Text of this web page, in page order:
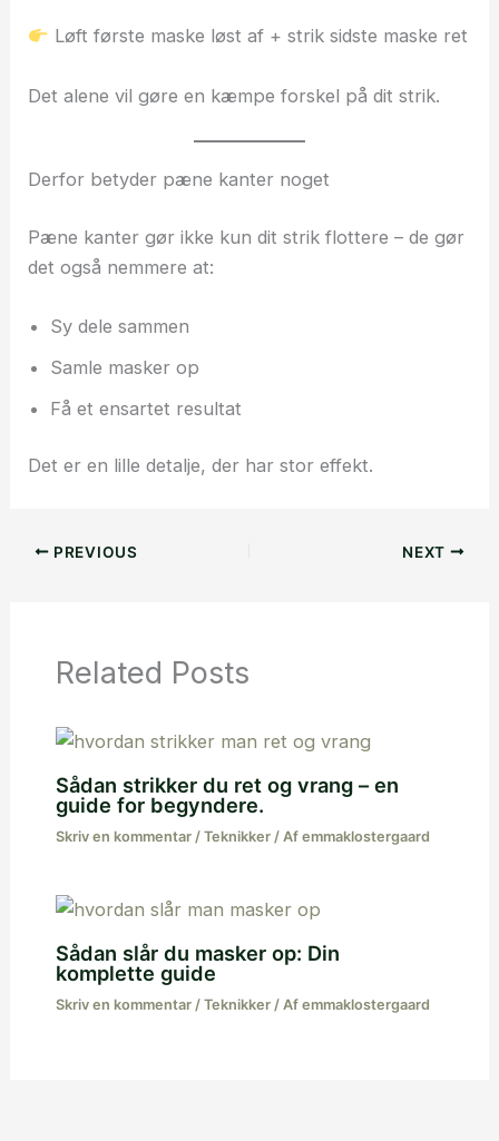
Løft første maske løst af + strik sidste maske ret
Det alene vil gøre en kæmpe forskel på dit strik.
Derfor betyder pæne kanter noget
Pæne kanter gør ikke kun dit strik flottere – de gør
det også nemmere at:
Sy dele sammen
Samle masker op
Få et ensartet resultat
Det er en lille detalje, der har stor effekt.
PREVIOUS NEXT
Related Posts
Sådan strikker du ret og vrang – en
guide for begyndere.
Skriv en kommentar / Teknikker/ Af emmaklostergaard
Sådan slår du masker op: Din
komplette guide
Skriv en kommentar / Teknikker/ Af emmaklostergaard